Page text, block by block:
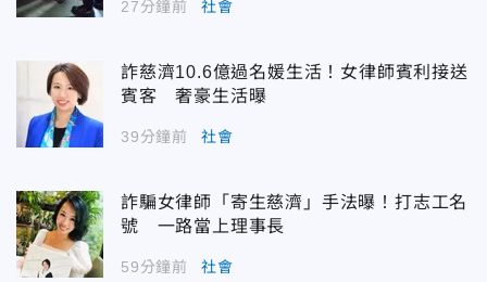
27分鐘前 社會
詐慈濟10.6億過名媛生活！女律師賓利接送
賓客 奢豪生活曝
39分鐘前 社會
詐騙女律師「寄生慈濟」手法曝！打志工名
號 一路當上理事長
59分鐘前 社會